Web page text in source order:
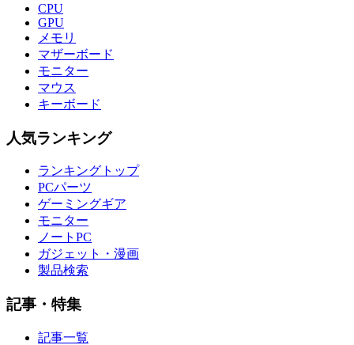
CPU
GPU
メモリ
マザーボード
モニター
マウス
キーボード
人気ランキング
ランキングトップ
PCパーツ
ゲーミングギア
モニター
ノートPC
ガジェット・漫画
製品検索
記事・特集
記事一覧